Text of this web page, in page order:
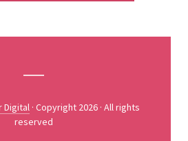
Digital · Copyright 2026 · All rights
reserved